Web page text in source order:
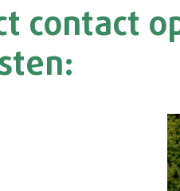
contact